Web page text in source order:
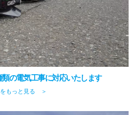
の電気工事に対応いたします
をもっと見る ＞